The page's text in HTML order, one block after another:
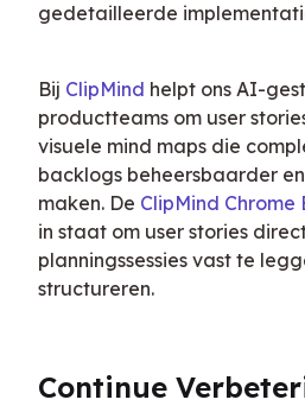
gedetailleerde
Bij ClipMind helpt ons AI-
productteams om user
visuele mind maps die
backlogs beheersbaarder
maken. De ClipMind Chrome
in staat om user stories
planningssessies vast te
structureren.
Continue